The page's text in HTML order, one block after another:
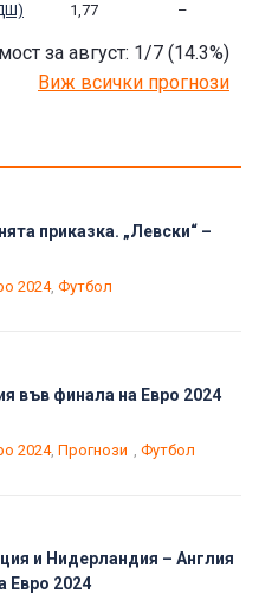
1,77 –
за август: 1/7 (14.3%)
Виж всички прогнози
приказка. „Левски“ –
2024, Футбол
във финала на Евро 2024
2024, Прогнози Футбол
и Нидерландия – Англия
Евро 2024